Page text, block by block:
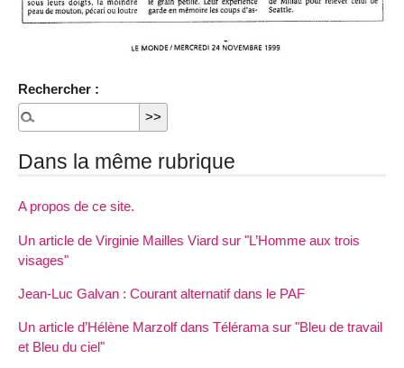
Rechercher :
Dans la même rubrique
A propos de ce site.
Un article de Virginie Mailles Viard sur "L’Homme aux trois
visages"
Jean-Luc Galvan : Courant alternatif dans le PAF
Un article d’Hélène Marzolf dans Télérama sur "Bleu de travail
et Bleu du ciel"